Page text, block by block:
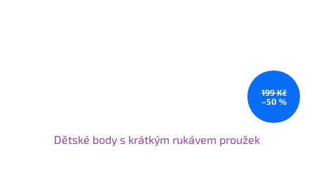
199 Kč
–50 %
Dětské body s krátkým rukávem proužek